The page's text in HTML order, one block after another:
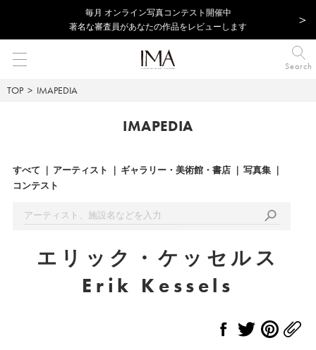
毎⽉ オンライン写真コンテスト開催中
著名な審査員があなたの作品をレビューします
Search
TOP IMAPEDIA
IMAPEDIA
すべて アーティスト ギャラリー・美術館・書店
写真集
コンテスト
エリック・ケッセルス
Erik Kessels